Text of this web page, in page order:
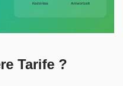
Tarife ?